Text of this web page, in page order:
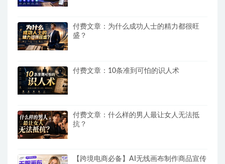
付费文章：为什么成功人士的精力都很旺
盛？
付费文章：10条准到可怕的识人术
付费文章：什么样的男人最让女人无法抵
抗？
【跨境电商必备】AI无线画布制作商品宣传